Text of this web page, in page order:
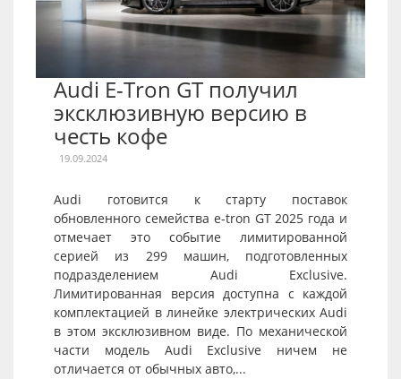
Audi E-Tron GT получил
эксклюзивную версию в
честь кофе
19.09.2024
Audi готовится к старту поставок
обновленного семейства e-tron GT 2025 года и
отмечает это событие лимитированной
серией из 299 машин, подготовленных
подразделением Audi Exclusive.
Лимитированная версия доступна с каждой
комплектацией в линейке электрических Audi
в этом эксклюзивном виде. По механической
части модель Audi Exclusive ничем не
отличается от обычных авто,...